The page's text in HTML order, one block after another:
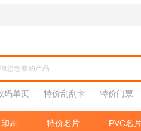
码单页 特价刮刮卡 特价门票
刷 特价名片 PVC名